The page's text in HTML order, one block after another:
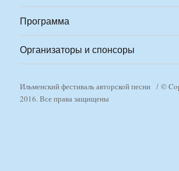
Программа
Организаторы и спонсоры
Ильменский фестиваль авторской песни
©
2016. Все права защищены